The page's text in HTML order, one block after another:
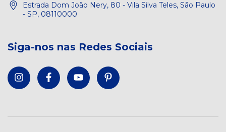
Estrada Dom João Nery, 80 - Vila Silva Teles, São Paulo
- SP, 08110000
Siga-nos nas Redes Sociais